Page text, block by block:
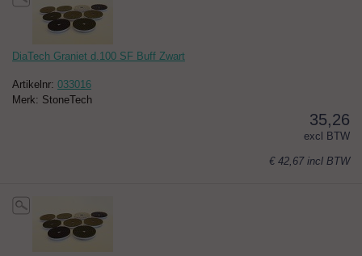
DiaTech Graniet d.100 SF Buff Zwart
Artikelnr: 033016
Merk: StoneTech
35,26
excl BTW
€ 42,67 incl BTW